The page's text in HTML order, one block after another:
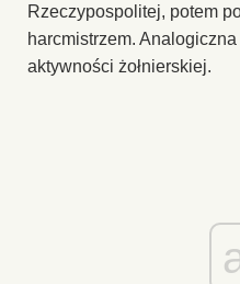
Rzeczypospolitej, potem
harcmistrzem.
aktywności żołnierskiej.